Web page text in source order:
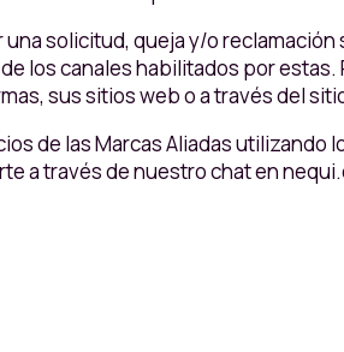
solicitud, queja y/o
los canales habilitados por
sus sitios web o a través del
de las Marcas Aliadas utilizando
a través de nuestro chat en